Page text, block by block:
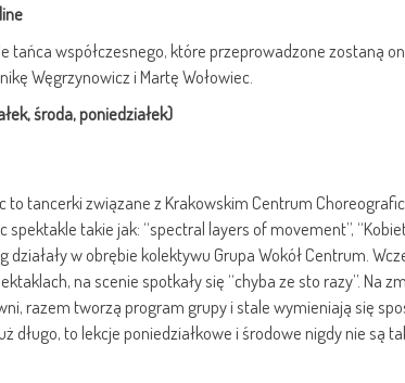
tańca współczesnego, które przeprowadzone zostaną
Węgrzynowicz i Martę Wołowiec.
środa, poniedziałek)
to tancerki związane z Krakowskim Centrum
takie jak: “spectral layers of movement”,
działały w obrębie kolektywu Grupa Wokół Centrum.
na scenie spotkały się “chyba ze sto razy”. Na
razem tworzą program grupy i stale wymieniają się
długo, to lekcje poniedziałkowe i środowe nigdy nie są